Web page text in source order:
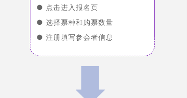
● 点击进入报名页
● 选择票种和购票数量
● 注册填写参会者信息